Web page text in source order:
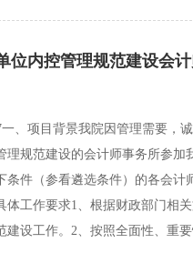
位内控管理规范建设会
一、项目背景我院因管理需要，
理规范建设的会计师事务所参加
条件（参看遴选条件）的各会计
体工作要求1、根据财政部门相
建设工作。2、按照全面性、重